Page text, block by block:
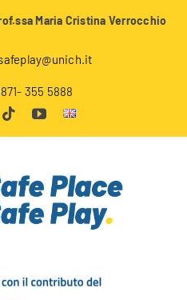
Maria Cristina Verrocchio
355 5888